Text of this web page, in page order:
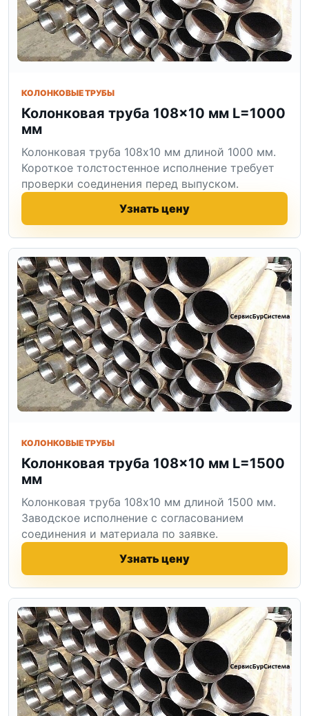
КОЛОНКОВЫЕ ТРУБЫ
Колонковая труба 108×10 мм L=1000
мм
Колонковая труба 108x10 мм длиной 1000 мм.
Короткое толстостенное исполнение требует
проверки соединения перед выпуском.
Узнать цену
КОЛОНКОВЫЕ ТРУБЫ
Колонковая труба 108×10 мм L=1500
мм
Колонковая труба 108x10 мм длиной 1500 мм.
Заводское исполнение с согласованием
соединения и материала по заявке.
Узнать цену